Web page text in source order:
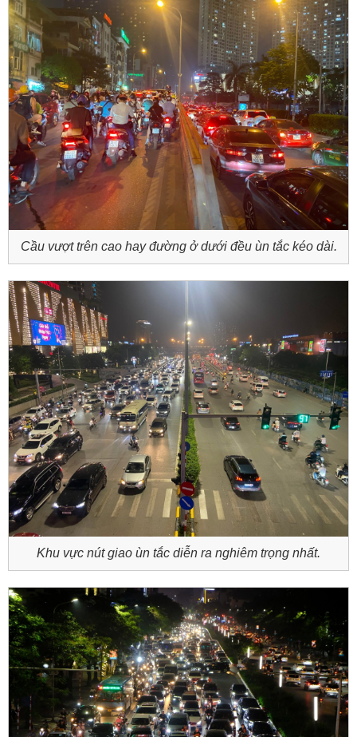
Cầu vượt trên cao hay đường ở dưới đều ùn tắc kéo dài.
Khu vực nút giao ùn tắc diễn ra nghiêm trọng nhất.